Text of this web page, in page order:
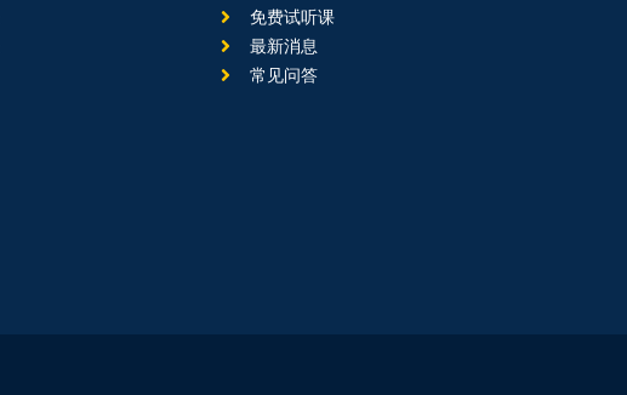
免费试听课
最新消息
常见问答